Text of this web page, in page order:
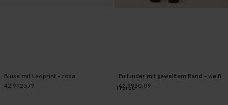
Bluse mit Leoprint - rosa
42.9925.79
Pullunder mit gewelltem Rand - weiß
42.9930.09
1Farbe